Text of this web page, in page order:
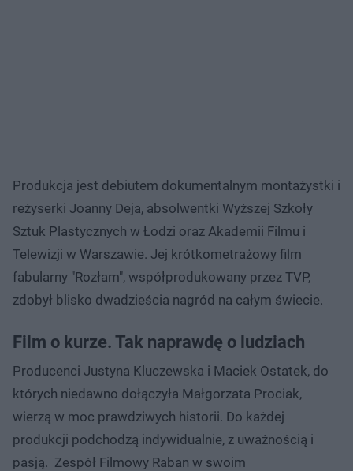
Produkcja jest debiutem dokumentalnym montażystki i
reżyserki Joanny Deja, absolwentki Wyższej Szkoły
Sztuk Plastycznych w Łodzi oraz Akademii Filmu i
Telewizji w Warszawie. Jej krótkometrażowy film
fabularny "Rozłam", współprodukowany przez TVP,
zdobył blisko dwadzieścia nagród na całym świecie.
Film o kurze. Tak naprawdę o ludziach
Producenci Justyna Kluczewska i Maciek Ostatek, do
których niedawno dołączyła Małgorzata Prociak,
wierzą w moc prawdziwych historii. Do każdej
produkcji podchodzą indywidualnie, z uważnością i
pasją. Zespół Filmowy Raban w swoim